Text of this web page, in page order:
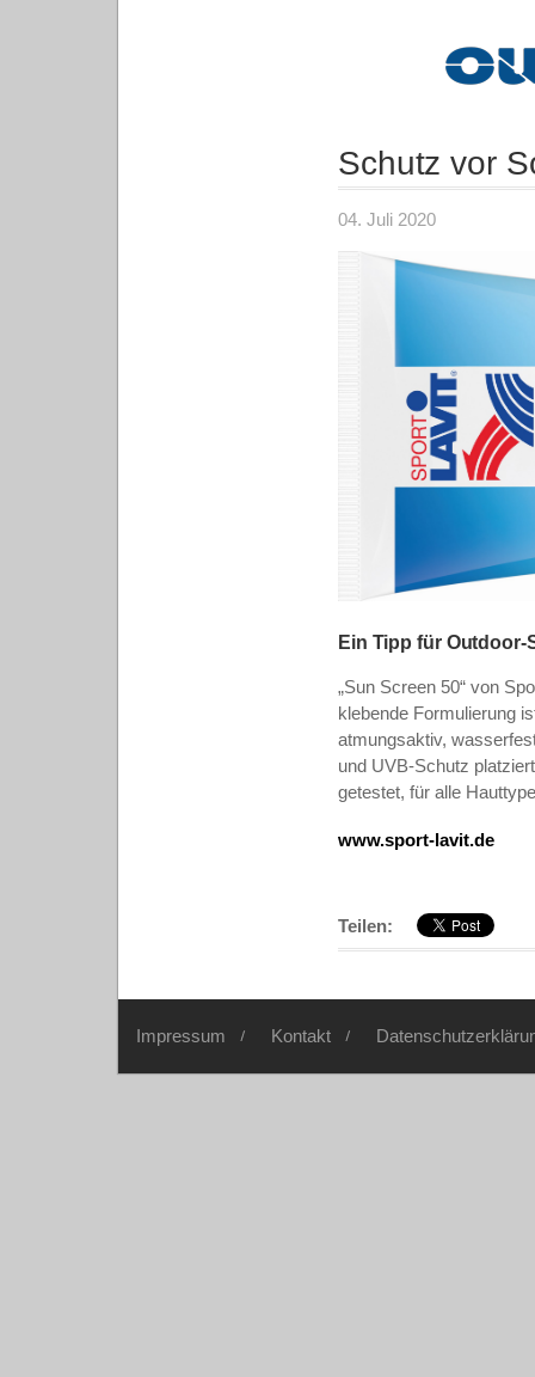
Schutz vor
04. Juli 2020
Ein Tipp für
„Sun Screen 50“ von
klebende Formulierung
atmungsaktiv,
und UVB-Schutz
getestet, für alle
www.sport-lavit.de
Teilen:
Impressum Kontakt